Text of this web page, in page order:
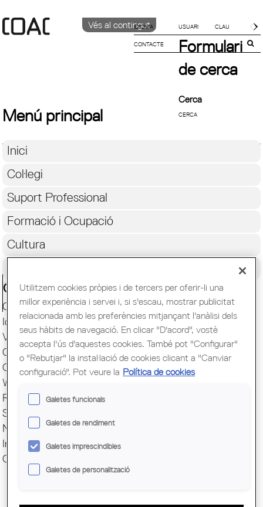
Vés al contingut
IDIOMA
CATALÀ
CONTACTE
Formulari
de cerca
Cerca
Menú principal
Inici
Col·legi
Suport Professional
Formació i Ocupació
Cultura
Ciutadania
Capital Mundial BCN 2026
Idoneïtat Tècnica IIT
Visat Telemàtic
Cercador d'arquitectes
Cursos Escola Sert
Webmail
Recordar contrasenya
Secretaria Virtual
Next Generation
Inici a la professió
Cercador Documents IA
Utilitzem cookies pròpies i de tercers per oferir-li una
millor experiència i servei i, si s'escau, mostrar publicitat
relacionada amb les preferències mitjançant l'anàlisi dels
seus hàbits de navegació. En clicar "D'acord", vostè
accepta l'ús d'aquestes cookies. També pot "Configurar"
o "Rebutjar" la instal·lació de cookies clicant a "Canviar
configuració". Pot veure la Política de cookies
Galetes funcionals
Galetes de rendiment
Galetes imprescindibles
Galetes de personalització